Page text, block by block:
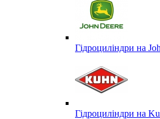
Гідроциліндри на
Гідроциліндри на